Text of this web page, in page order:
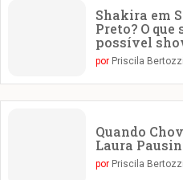
Shakira em
Preto? O que
possível
por Priscila Bertozzi
Quando
Laura
por Priscila Bertozzi